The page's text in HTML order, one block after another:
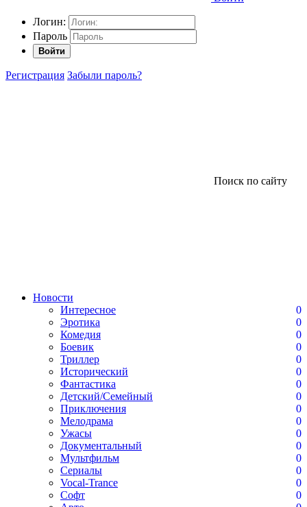
Логин:
Пароль
Войти
Регистрация Забыли пароль?
Поиск по сайту
Новости
Интересное
0
Эротика
0
Комедия
0
Боевик
0
Триллер
0
Исторический
0
Фантастика
0
Детский/Семейный
0
Приключения
0
Мелодрама
0
Ужасы
0
Документальный
0
Мультфильм
0
Сериалы
0
Vocal-Trance
0
Софт
0